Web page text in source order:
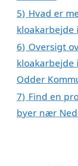
5) Hvad er
kloakarbejde
6) Oversigt
kloakarbejde
Odder
7) Find en
byer nær